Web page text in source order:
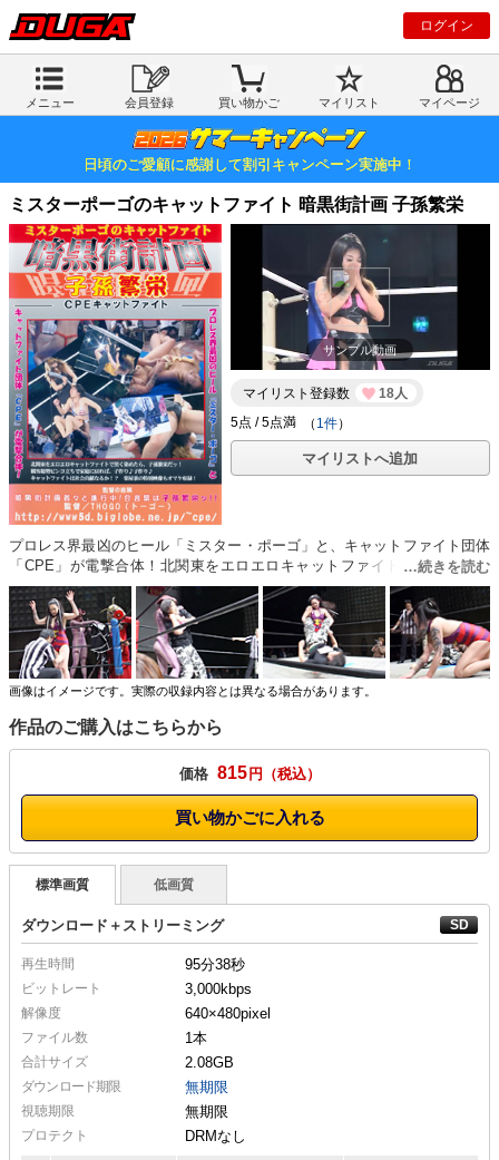
ログイン
メニュー 会員登録 買い物かご マイリスト マイページ
日頃のご愛顧に感謝して割引キャンペーン実施中！
ミスターポーゴのキャットファイト 暗黒街計画 子孫繁栄
サンプル動画
マイリスト登録数
18人
（ 1件）
マイリストへ追加
プロレス界最凶のヒール「ミスター・ポーゴ」と、キャットファイト団体
「CPE」が電撃合体！北関東をエロエロキャットファイトで黒く染めた
ら、子孫繁栄だッ！観客総勢ピンコ立ちで家庭に戻れば、子作り♪子作り♪
キャットファイトは社会貢献なるか！？
画像はイメージです。実際の収録内容とは異なる場合があります。
作品のご購入はこちらから
価格 815 円
買い物かごに入れる
標準画質 低画質
ダウンロード＋ストリーミング
再生時間 95分38秒
ビットレート 3,000kbps
解像度 640×480pixel
ファイル数 1本
合計サイズ 2.08GB
ダウンロード期限 無期限
視聴期限 無期限
プロテクト DRMなし